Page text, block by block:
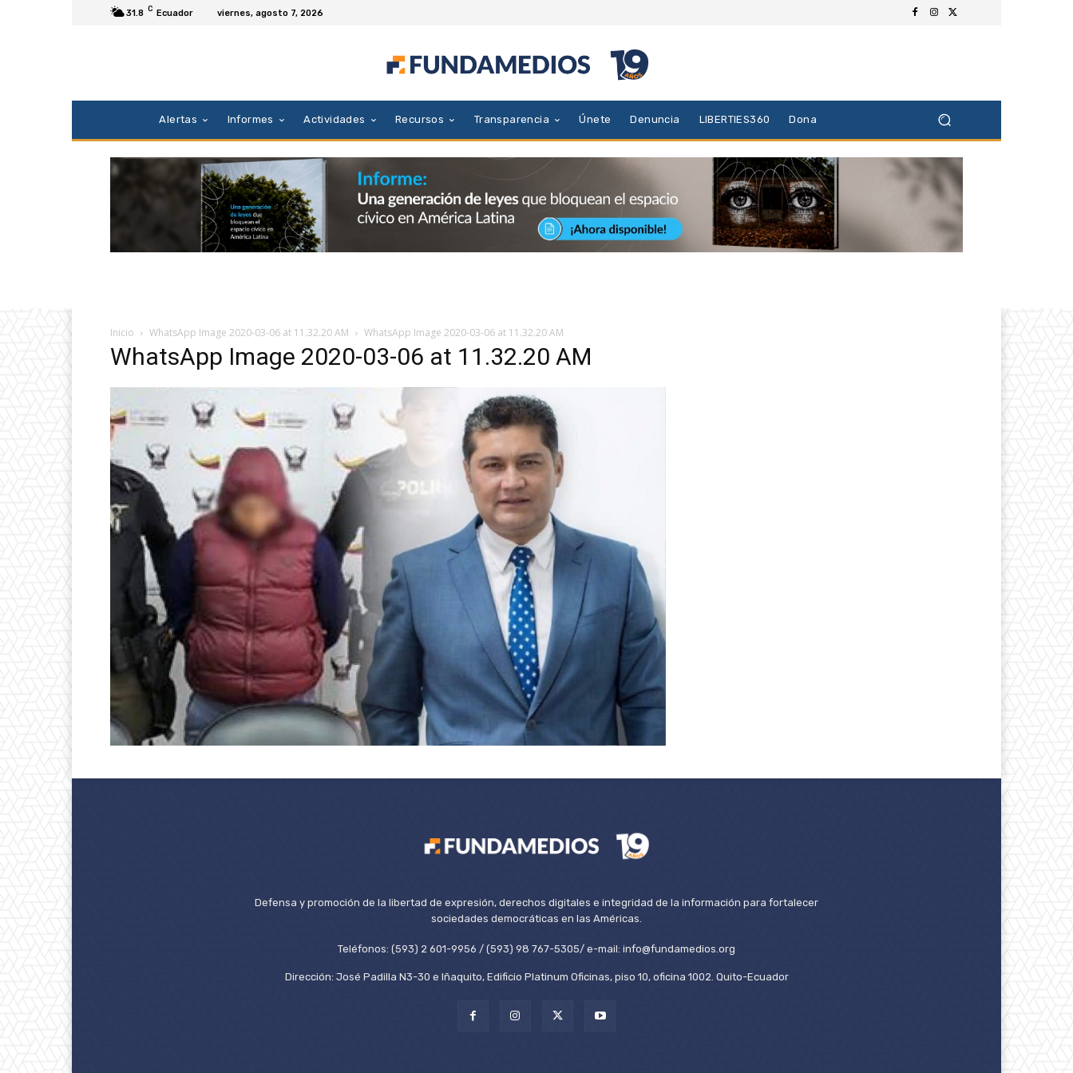
31.8 C Ecuador viernes, agosto 7, 2026
Alertas Informes Actividades Recursos Transparencia Únete Denuncia LIBERTIES360 Dona
Inicio WhatsApp Image 2020-03-06 at 11.32.20 AM WhatsApp Image 2020-03-06 at 11.32.20 AM
WhatsApp Image 2020-03-06 at 11.32.20 AM
Defensa y promoción de la libertad de expresión, derechos digitales e integridad de la información para fortalecer
sociedades democráticas en las Américas.
Teléfonos: (593) 2 601-9956 / (593) 98 767-5305/ e-mail: info@fundamedios.org
Dirección: José Padilla N3-30 e Iñaquito, Edificio Platinum Oficinas, piso 10, oficina 1002. Quito-Ecuador